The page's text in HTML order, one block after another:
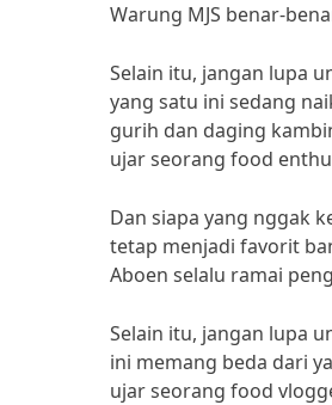
Warung MJS benar-
Selain itu, jangan lupa
yang satu ini sedang
gurih dan daging
ujar seorang food
Dan siapa yang nggak
tetap menjadi favorit
Aboen selalu ramai
Selain itu, jangan lupa
ini memang beda dari
ujar seorang food